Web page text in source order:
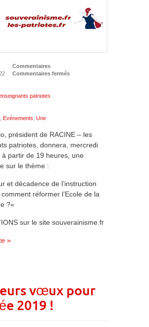
Commentaires
Commentaires fermés
patriotes
Evénements Une
président de RACINE – les
patriotes, donnera, mercredi
à partir de 19 heures, une
sur le thème :
et décadence de l’instruction
réformer l’Ecole de la
?«
sur le site souverainisme.fr
»
vœux pour
2019 !